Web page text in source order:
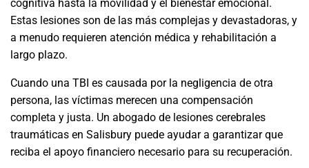
cognitiva hasta la movilidad y el bienestar emocional.
Estas lesiones son de las más complejas y devastadoras, y
a menudo requieren atención médica y rehabilitación a
largo plazo.
Cuando una TBI es causada por la negligencia de otra
persona, las víctimas merecen una compensación
completa y justa. Un abogado de lesiones cerebrales
traumáticas en Salisbury puede ayudar a garantizar que
reciba el apoyo financiero necesario para su recuperación.